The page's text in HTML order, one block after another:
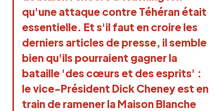
qu'une attaque contre Téhéran était
essentielle. Et s'il faut en croire les
derniers articles de presse, il semble
bien qu'ils pourraient gagner la
bataille 'des cœurs et des esprits' :
le vice-Président Dick Cheney est en
train de ramener la Maison Blanche